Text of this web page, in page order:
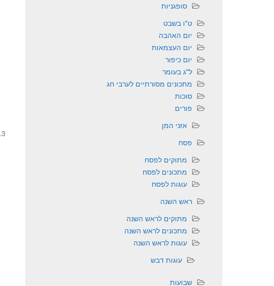
סופגניות
ט"ו בשבט
יום האהבה
יום העצמאות
יום כיפור
ל"ג בעומר
מתכונים מסורתיים לערבי חג
סוכות
פורים
אזני המן
פסח
מתוקים לפסח
מתכונים לפסח
עוגות לפסח
ראש השנה
מתוקים לראש השנה
מתכונים לראש השנה
עוגות לראש השנה
עוגות דבש
שבועות